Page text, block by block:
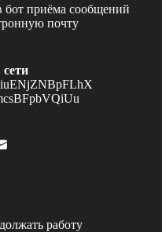
бот приёма сообщений
почту
работу